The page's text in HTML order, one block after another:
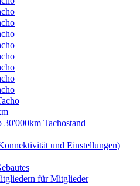
Tachostand
und Einstellungen)
für Mitglieder